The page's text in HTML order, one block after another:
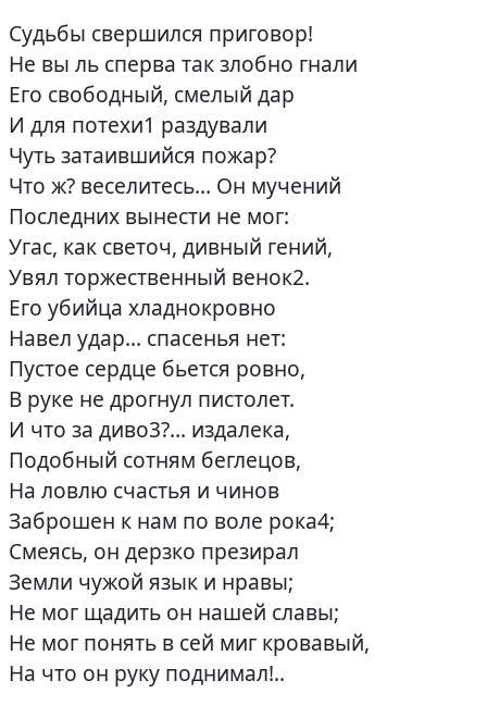
Судьбы свершился приговор!
Не вы ль сперва так злобно гнали
Его свободный, смелый дар
И для потехи1 раздували
Чуть затаившийся пожар?
Что ж? веселитесь… Он мучений
Последних вынести не мог:
Угас, как светоч, дивный гений,
Увял торжественный венок2.
Его убийца хладнокровно
Навел удар… спасенья нет:
Пустое сердце бьется ровно,
В руке не дрогнул пистолет.
И что за диво3?… издалека,
Подобный сотням беглецов,
На ловлю счастья и чинов
Заброшен к нам по воле рока4;
Смеясь, он дерзко презирал
Земли чужой язык и нравы;
Не мог щадить он нашей славы;
Не мог понять в сей миг кровавый,
На что он руку поднимал!..